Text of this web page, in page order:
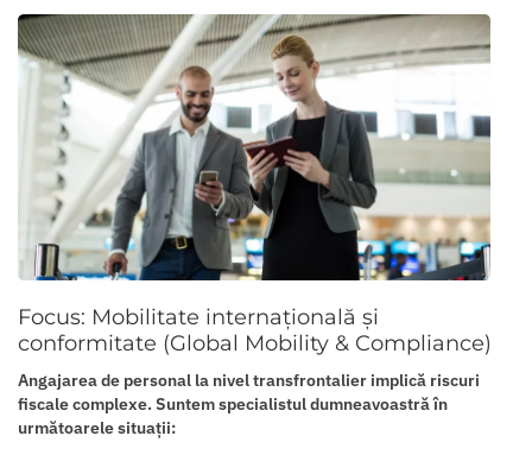
Focus: Mobilitate internațională și
conformitate (Global Mobility & Compliance)
Angajarea de personal la nivel transfrontalier implică riscuri
fiscale complexe. Suntem specialistul dumneavoastră în
următoarele situații: